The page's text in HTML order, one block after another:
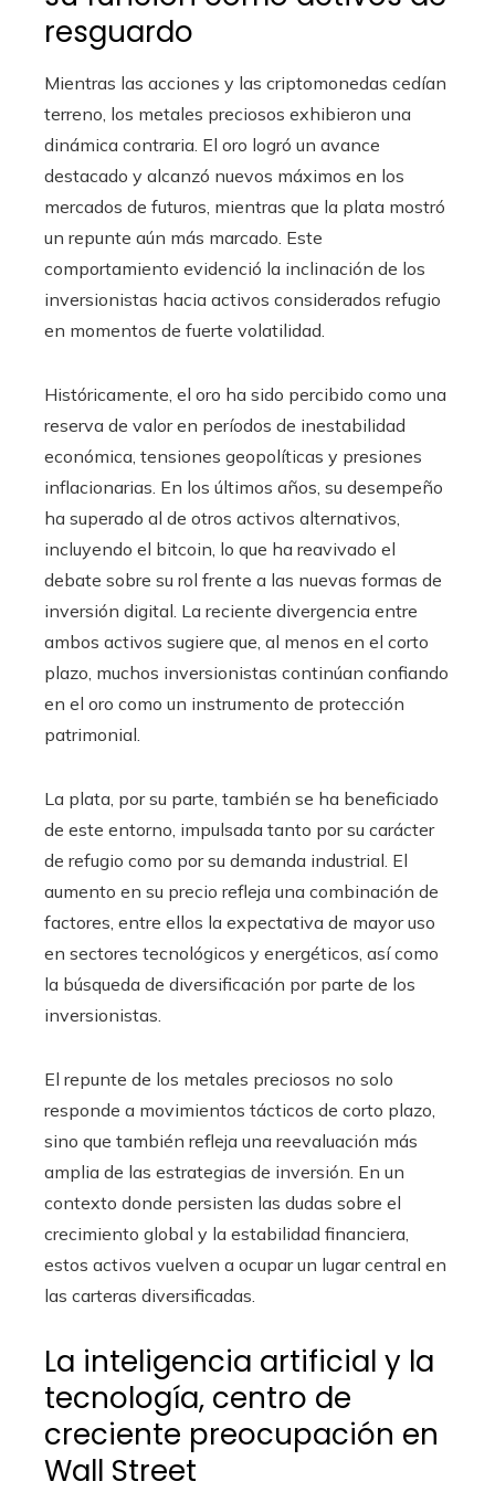
resguardo
Mientras las acciones y las criptomonedas cedían
terreno, los metales preciosos exhibieron una
dinámica contraria. El oro logró un avance
destacado y alcanzó nuevos máximos en los
mercados de futuros, mientras que la plata mostró
un repunte aún más marcado. Este
comportamiento evidenció la inclinación de los
inversionistas hacia activos considerados refugio
en momentos de fuerte volatilidad.
Históricamente, el oro ha sido percibido como una
reserva de valor en períodos de inestabilidad
económica, tensiones geopolíticas y presiones
inflacionarias. En los últimos años, su desempeño
ha superado al de otros activos alternativos,
incluyendo el bitcoin, lo que ha reavivado el
debate sobre su rol frente a las nuevas formas de
inversión digital. La reciente divergencia entre
ambos activos sugiere que, al menos en el corto
plazo, muchos inversionistas continúan confiando
en el oro como un instrumento de protección
patrimonial.
La plata, por su parte, también se ha beneficiado
de este entorno, impulsada tanto por su carácter
de refugio como por su demanda industrial. El
aumento en su precio refleja una combinación de
factores, entre ellos la expectativa de mayor uso
en sectores tecnológicos y energéticos, así como
la búsqueda de diversificación por parte de los
inversionistas.
El repunte de los metales preciosos no solo
responde a movimientos tácticos de corto plazo,
sino que también refleja una reevaluación más
amplia de las estrategias de inversión. En un
contexto donde persisten las dudas sobre el
crecimiento global y la estabilidad financiera,
estos activos vuelven a ocupar un lugar central en
las carteras diversificadas.
La inteligencia artificial y la
tecnología, centro de
creciente preocupación en
Wall Street